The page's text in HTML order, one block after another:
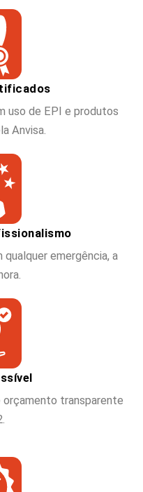
uso de EPI e produtos
Anvisa.
emergência, a
transparente